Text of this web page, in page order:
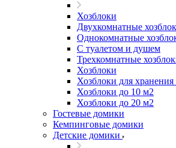
Хозблоки
Двухкомнатные
Однокомнатные
С туалетом и душем
Трехкомнатные
Хозблоки
Хозблоки для хранения
Хозблоки до 10 м2
Хозблоки до 20 м2
Гостевые домики
Кемпинговые домики
Детские домики